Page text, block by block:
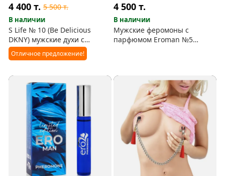
4 400т. 5 500т.
В наличии
S Life № 10 (Be Delicious
DKNY) мужские духи с
феромонами
Отличное предложение!
4 500т.
В наличии
Мужские феромоны с
парфюмом Eroman №5